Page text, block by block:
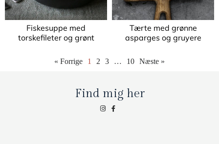
Fiskesuppe med
torskefileter og grønt
Tærte med grønne
asparges og gruyere
« Forrige 1 2 3 … 10 Næste »
Find mig her